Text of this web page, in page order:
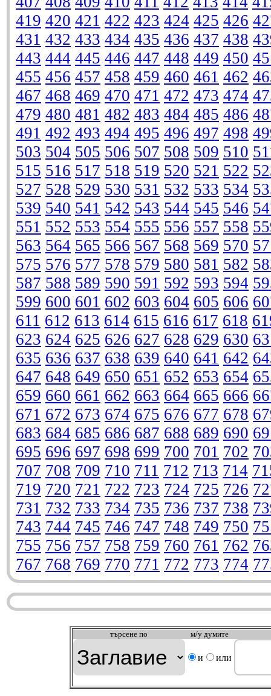
419 420 421 422 423 424 425 426
431 432 433 434 435 436 437 438
443 444 445 446 447 448 449 450
455 456 457 458 459 460 461 462
467 468 469 470 471 472 473 474
479 480 481 482 483 484 485 486
491 492 493 494 495 496 497 498
503 504 505 506 507 508 509 510
515 516 517 518 519 520 521 522
527 528 529 530 531 532 533 534
539 540 541 542 543 544 545 546
551 552 553 554 555 556 557 558
563 564 565 566 567 568 569 570
575 576 577 578 579 580 581 582
587 588 589 590 591 592 593 594
599 600 601 602 603 604 605 606
611 612 613 614 615 616 617 618
623 624 625 626 627 628 629 630
635 636 637 638 639 640 641 642
647 648 649 650 651 652 653 654
659 660 661 662 663 664 665 666
671 672 673 674 675 676 677 678
683 684 685 686 687 688 689 690
695 696 697 698 699 700 701 702
707 708 709 710 711 712 713 714
719 720 721 722 723 724 725 726
731 732 733 734 735 736 737 738
743 744 745 746 747 748 749 750
755 756 757 758 759 760 761 762
767 768 769 770 771 772 773 774
търсeне по м/у думите
и или